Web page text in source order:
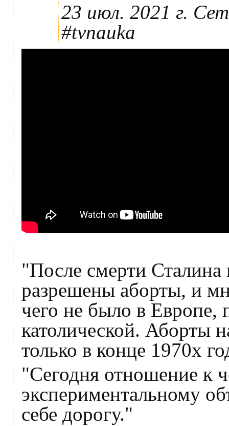
23 июл. 2021 г.
#tvnauka
"После смерти
разрешены аборты, и
чего не было в Европе,
католической. Аборты
только в конце 1970х
"Сегодня отношение к
экспериментальному
себе дорогу."